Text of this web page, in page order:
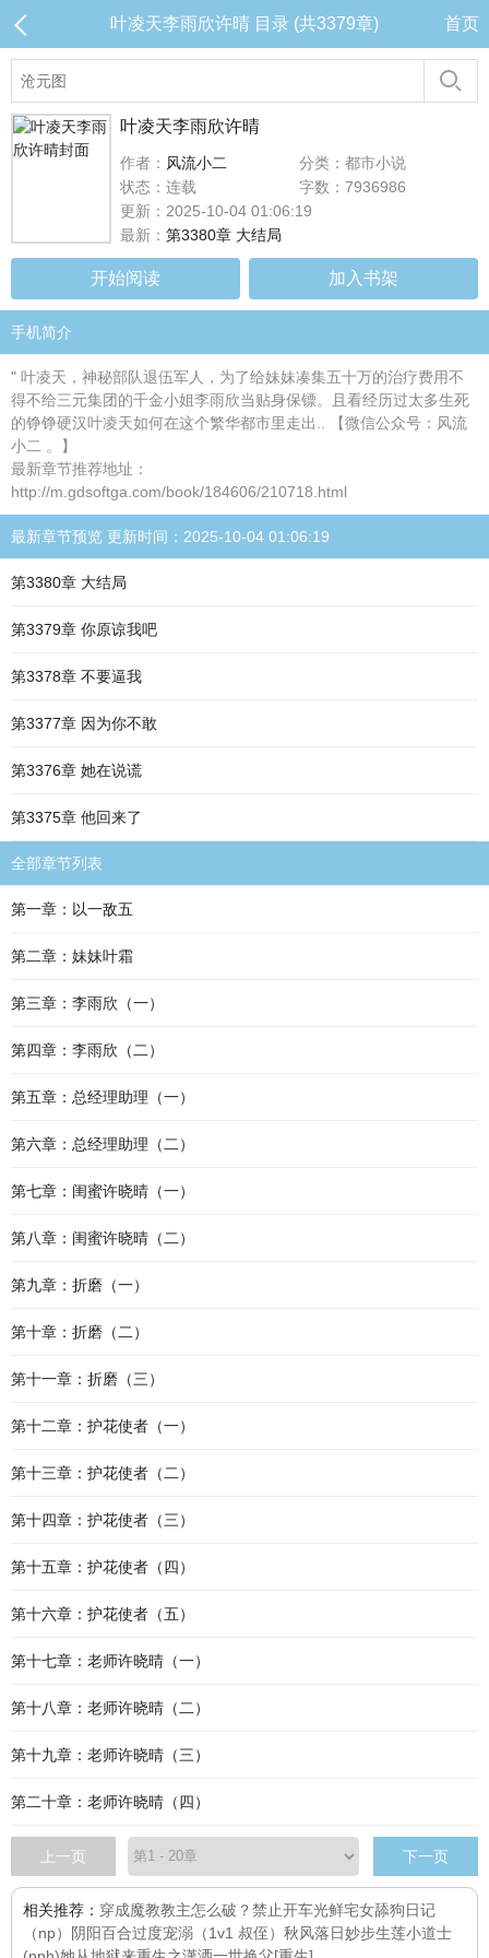
叶凌天李雨欣许晴 目录 (共3379章) 首页
叶凌天李雨欣许晴
作者： 风流小二
分类：都市小说
状态：连载
字数：7936986
更新：2025-10-04 01:06:19
最新： 第3380章 大结局
开始阅读 加入书架
手机简介
" 叶凌天，神秘部队退伍军人，为了给妹妹凑集五十万的治疗费用不
得不给三元集团的千金小姐李雨欣当贴身保镖。且看经历过太多生死
的铮铮硬汉叶凌天如何在这个繁华都市里走出.. 【微信公众号：风流
小二 。】
最新章节推荐地址：
http://m.gdsoftga.com/book/184606/210718.html
最新章节预览 更新时间：2025-10-04 01:06:19
第3380章 大结局
第3379章 你原谅我吧
第3378章 不要逼我
第3377章 因为你不敢
第3376章 她在说谎
第3375章 他回来了
全部章节列表
第一章：以一敌五
第二章：妹妹叶霜
第三章：李雨欣（一）
第四章：李雨欣（二）
第五章：总经理助理（一）
第六章：总经理助理（二）
第七章：闺蜜许晓晴（一）
第八章：闺蜜许晓晴（二）
第九章：折磨（一）
第十章：折磨（二）
第十一章：折磨（三）
第十二章：护花使者（一）
第十三章：护花使者（二）
第十四章：护花使者（三）
第十五章：护花使者（四）
第十六章：护花使者（五）
第十七章：老师许晓晴（一）
第十八章：老师许晓晴（二）
第十九章：老师许晓晴（三）
第二十章：老师许晓晴（四）
上一页 下一页
相关推荐： 穿成魔教教主怎么破？禁止开车光鲜宅女舔狗日记
（np） 阴阳百合过度宠溺（1v1 叔侄） 秋风落日妙步生莲小道士